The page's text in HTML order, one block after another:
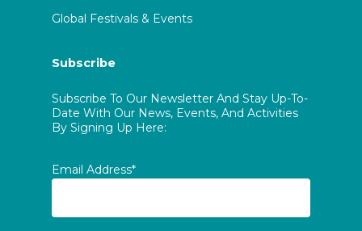
Global Festivals & Events
Subscribe
Subscribe To Our Newsletter And Stay Up-To-
Date With Our News, Events, And Activities
By Signing Up Here:
Email Address*